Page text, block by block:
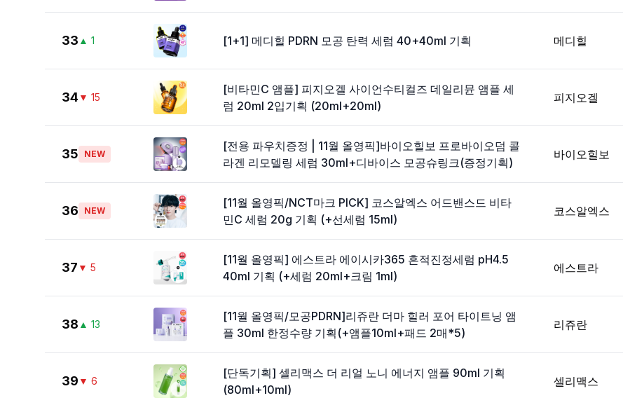
33 ▲ 1 [1+1] 메디힐 PDRN 모공 탄력 세럼 40+40ml 기획 메디힐
34 ▼ 15
[비타민C 앰플] 피지오겔 사이언수티컬즈 데일리뮨 앰플 세
럼 20ml 2입기획 (20ml+20ml)
피지오겔
35 NEW
[전용 파우치증정 | 11월 올영픽]바이오힐보 프로바이오덤 콜
라겐 리모델링 세럼 30ml+디바이스 모공슈링크(증정기획)
바이오힐보
36 NEW
[11월 올영픽/NCT마크 PICK] 코스알엑스 어드밴스드 비타
민C 세럼 20g 기획 (+선세럼 15ml)
코스알엑스
37 ▼ 5
[11월 올영픽] 에스트라 에이시카365 흔적진정세럼 pH4.5
40ml 기획 (+세럼 20ml+크림 1ml)
에스트라
38 ▲ 13
[11월 올영픽/모공PDRN]리쥬란 더마 힐러 포어 타이트닝 앰
플 30ml 한정수량 기획(+앰플10ml+패드 2매*5)
리쥬란
39 ▼ 6
[단독기획] 셀리맥스 더 리얼 노니 에너지 앰플 90ml 기획
(80ml+10ml)
셀리맥스